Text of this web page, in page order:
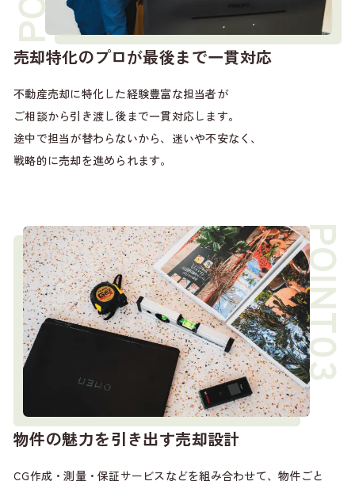
売却特化のプロが最後まで一貫対応
不動産売却に特化した経験豊富な担当者が
ご相談から引き渡し後まで一貫対応します。
途中で担当が替わらないから、迷いや不安なく、
戦略的に売却を進められます。
物件の魅力を引き出す売却設計
CG作成・測量・保証サービスなどを組み合わせて、物件ごと